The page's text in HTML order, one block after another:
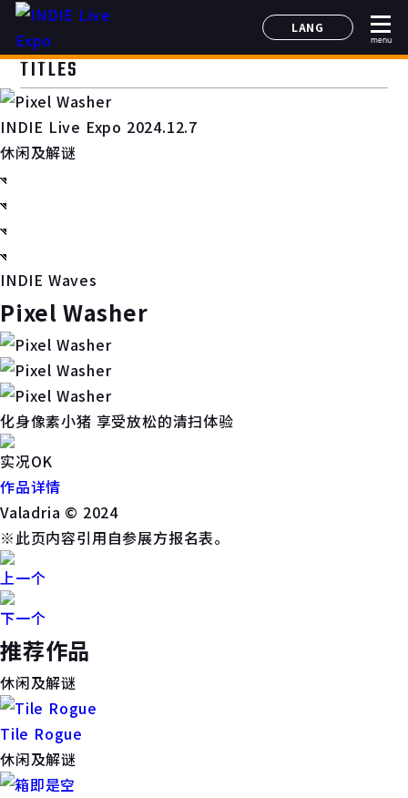
LANG
日本語
menu
TITLES
INDIE Live Expo 2024.12.7
休闲及解谜
INDIE Waves
Pixel Washer
化身像素小猪 享受放松的清扫体验
实况OK
作品详情
Valadria © 2024
※此页内容引用自参展方报名表。
上一个
下一个
推荐作品
休闲及解谜
Tile Rogue
休闲及解谜